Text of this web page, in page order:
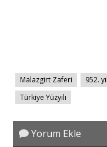
Malazgirt Zaferi 952.
Türkiye Yüzyılı
Yorum Ekle